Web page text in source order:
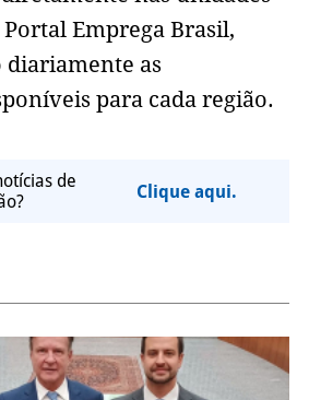
Emprega Brasil,
as
para cada região.
de
Clique aqui.